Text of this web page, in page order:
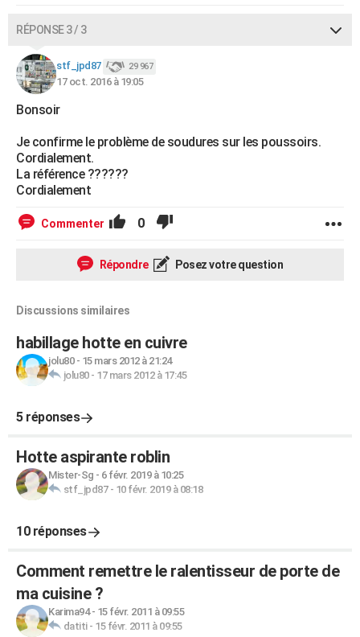
RÉPONSE 3 / 3
stf_jpd87 29 967
17 oct. 2016 à 19:05
Bonsoir
Je confirme le problème de soudures sur les poussoirs.
Cordialement.
La référence ??????
Cordialement
Commenter 0
Répondre Posez votre question
Discussions similaires
habillage hotte en cuivre
jolu80- 15 mars 2012 à 21:24
jolu80- 17 mars 2012 à 17:45
5 réponses
Hotte aspirante roblin
Mister-Sg - 6 févr. 2019 à 10:25
stf_jpd87- 10 févr. 2019 à 08:18
10 réponses
Comment remettre le ralentisseur de porte de
ma cuisine ?
Karima94- 15 févr. 2011 à 09:55
datiti- 15 févr. 2011 à 09:55